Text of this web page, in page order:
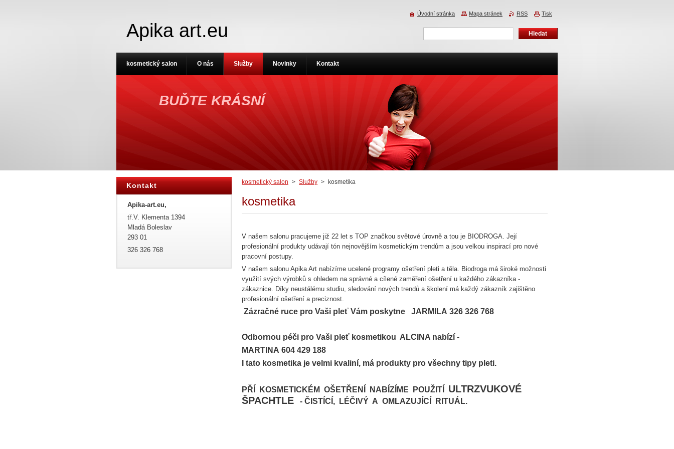
Apika art.eu
BUĎTE KRÁSNÍ
kosmetický salon > Služby > kosmetika
kosmetika
V našem salonu pracujeme již 22 let s TOP značkou světové úrovně a tou je BIODROGA. Její
profesionální produkty udávají tón nejnovějším kosmetickým trendům a jsou velkou inspirací pro nové
pracovní postupy.
V našem salonu Apika Art nabízíme ucelené programy ošetření pleti a těla. Biodroga má široké možnosti
využití svých výrobků s ohledem na správné a cílené zaměření ošetření u každého zákazníka -
zákaznice. Díky neustálému studiu, sledování nových trendů a školení má každý zákazník zajištěno
profesionální ošetření a preciznost.
Zázračné ruce pro Vaši pleť Vám poskytne JARMILA 326 326 768
Odbornou péči pro Vaši pleť kosmetikou ALCINA nabízí -
MARTINA 604 429 188
I tato kosmetika je velmi kvaliní, má produkty pro všechny tipy pleti.
PŘÍ KOSMETICKÉM OŠETŘENÍ NABÍZÍME POUŽITÍ ULTRZVUKOVÉ
ŠPACHTLE
- ČISTÍCÍ, LÉČIVÝ A OMLAZUJÍCÍ RITUÁL.
Kontakt
Apika-art.eu,
tř.V. Klementa 1394
Mladá Boleslav
293 01
326 326 768
kosmetický salon O nás Služby Novinky Kontakt
Úvodní stránka Mapa stránek RSS Tisk